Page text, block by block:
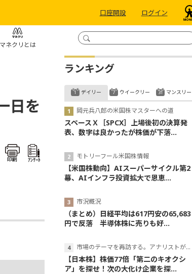
口座開設 ログイン
マネクリとは
日を
印刷 ｱﾝｹｰﾄ
ランキング
デイリー
岡元兵八郎の米国株マスターへの道
スペースＸ［SPCX］上場後初の決算発
表、数字は良かったが株価が下落...
モトリーフール米国株情報
【米国株動向】AIスーパーサイクル第2
幕、AIインフラ投資拡大で恩恵...
市況概況
（まとめ）日経平均は617円安の65,683
円で反落 半導体株に売りも好...
市場のテーマを再訪する。アナリストが読み解くテーマの本質
【日本株】株価77倍「第二のキオクシ
ア」を探せ！次の大化け企業を探...
ウイークリー マンスリー